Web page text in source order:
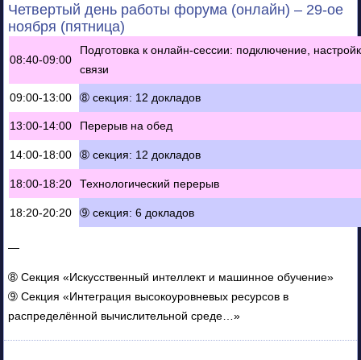
Четвертый день работы форума (онлайн) – 29-ое
ноября (пятница)
08:40-09:00
Подготовка к онлайн-сессии: подключение,
связи
09:00-13:00 ➇ секция: 12 докладов
13:00-14:00 Перерыв на обед
14:00-18:00 ➇ секция: 12 докладов
18:00-18:20 Технологический перерыв
18:20-20:20 ➈ секция: 6 докладов
—
➇ Секция «Искусственный интеллект и машинное обучение»
➈ Секция «Интеграция высокоуровневых ресурсов в
распределённой вычислительной среде…»